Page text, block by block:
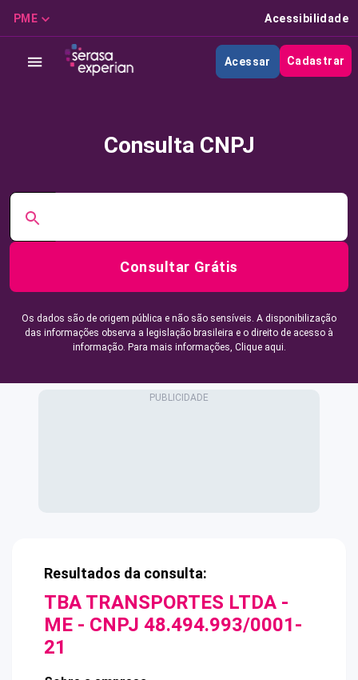
PME Acessibilidade
Acessar Cadastrar
Consulta CNPJ
Consultar Grátis
Os dados são de origem pública e não são sensíveis. A disponibilização
das informações observa a legislação brasileira e o direito de acesso à
informação. Para mais informações, Clique aqui.
Resultados da consulta:
TBA TRANSPORTES LTDA -
ME - CNPJ 48.494.993/0001-
21